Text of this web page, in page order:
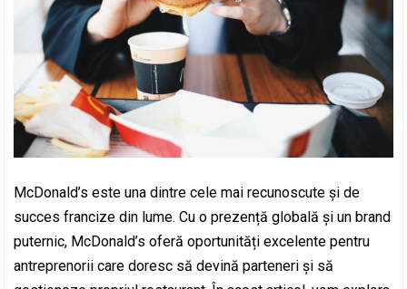
McDonald’s este una dintre cele mai recunoscute și de
succes francize din lume. Cu o prezență globală și un brand
puternic, McDonald’s oferă oportunități excelente pentru
antreprenorii care doresc să devină parteneri și să